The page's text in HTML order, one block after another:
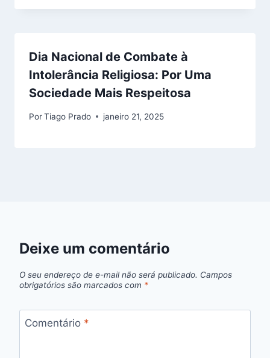
Dia Nacional de Combate à
Intolerância Religiosa: Por Uma
Sociedade Mais Respeitosa
PorTiago Prado janeiro 21, 2025
Deixe um comentário
O seu endereço de e-mail não será publicado. Campos
obrigatórios são marcados com *
Comentário *